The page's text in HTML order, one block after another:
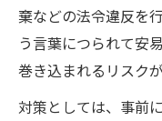
棄などの法令違反を
う言葉につられて安
巻き込まれるリスク
対策としては、事前